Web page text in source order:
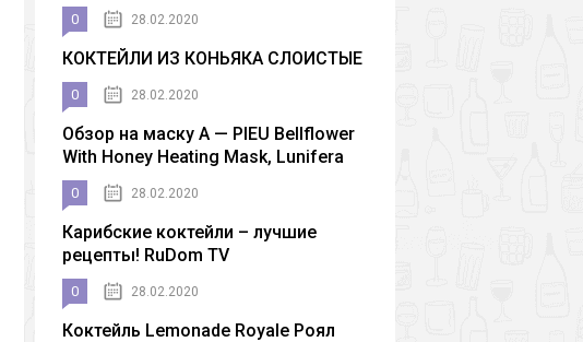
0 28.02.2020
КОКТЕЙЛИ ИЗ КОНЬЯКА СЛОИСТЫЕ
0 28.02.2020
Обзор на маску A — PIEU Bellflower
With Honey Heating Mask, Lunifera
0 28.02.2020
Карибские коктейли – лучшие
рецепты! RuDom TV
0 28.02.2020
Коктейль Lemonade Royale Роял